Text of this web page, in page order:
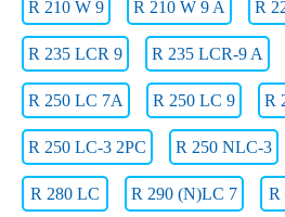
R 210 W 9 R 210 W 9 A R
R 235 LCR 9 R 235 LCR-9 A
R 250 LC 7A R 250 LC 9 R
R 250 LC-3 2PC R 250 NLC-3
R 280 LC R 290 (N)LC 7 R